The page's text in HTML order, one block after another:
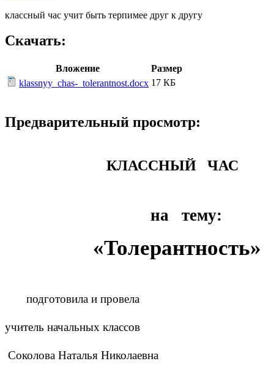
классный час учит быть терпимее друг к другу
Скачать:
Вложение
Размер
klassnyy_chas-_tolerantnost.docx 17 КБ
Предварительный просмотр:
КЛАССНЫЙ ЧАС
на тему:
«Толерантность»
подготовила и провела
учитель начальных классов
Соколова Наталья Николаевна